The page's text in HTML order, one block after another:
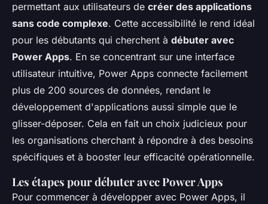
permettant aux utilisateurs de créer des applications
sans code complexe. Cette accessibilité le rend idéal
pour les débutants qui cherchent à débuter avec
Power Apps. En se concentrant sur une interface
utilisateur intuitive, Power Apps connecte facilement
plus de 200 sources de données, rendant le
développement d'applications aussi simple que le
glisser-déposer. Cela en fait un choix judicieux pour
les organisations cherchant à répondre à des besoins
spécifiques et à booster leur efficacité opérationnelle.
Les étapes pour débuter avec Power Apps
Pour commencer à développer avec Power Apps, il